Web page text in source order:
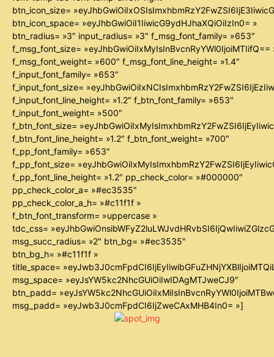
btn_icon_size=
btn_icon_space= »eyJhbGwiOiI1IiwicG9ydHJhaXQiOiIzIn0= »
btn_radius= »3″ input_radius= »3″ f_msg_font_family= »653″
f_msg_font_size= »eyJhbGwiOiIxMyIsInBvcnRyYWl0IjoiMTIifQ==
f_msg_font_weight= »600″ f_msg_font_line_height= »1.4″
f_input_font_family= »653″
f_input_font_size=
f_input_font_line_height= »1.2″ f_btn_font_family= »653″
f_input_font_weight= »500″
f_btn_font_size=
f_btn_font_line_height= »1.2″ f_btn_font_weight= »700″
f_pp_font_family= »653″
f_pp_font_size=
f_pp_font_line_height= »1.2″ pp_check_color= »#000000″
pp_check_color_a= »#ec3535″
pp_check_color_a_h= »#c11f1f »
f_btn_font_transform= »uppercase »
tdc_css=
msg_succ_radius= »2″ btn_bg= »#ec3535″
btn_bg_h= »#c11f1f »
title_space=
msg_space= »eyJsYW5kc2NhcGUiOiIwIDAgMTJweCJ9″
btn_padd=
msg_padd= »eyJwb3J0cmFpdCI6IjZweCAxMHB4In0= »]